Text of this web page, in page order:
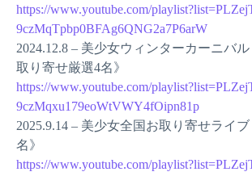
https://www.youtube.com/
9czMqTpbp0BFAg6QNG2a7P6arW
2024.12.8 – 美少女ウィンターカーニバ
取り寄せ厳選4名》
https://www.youtube.com/
9czMqxu179eoWtVWY4fOipn81p
2025.9.14 – 美少女全国お取り寄せライ
名》
https://www.youtube.com/